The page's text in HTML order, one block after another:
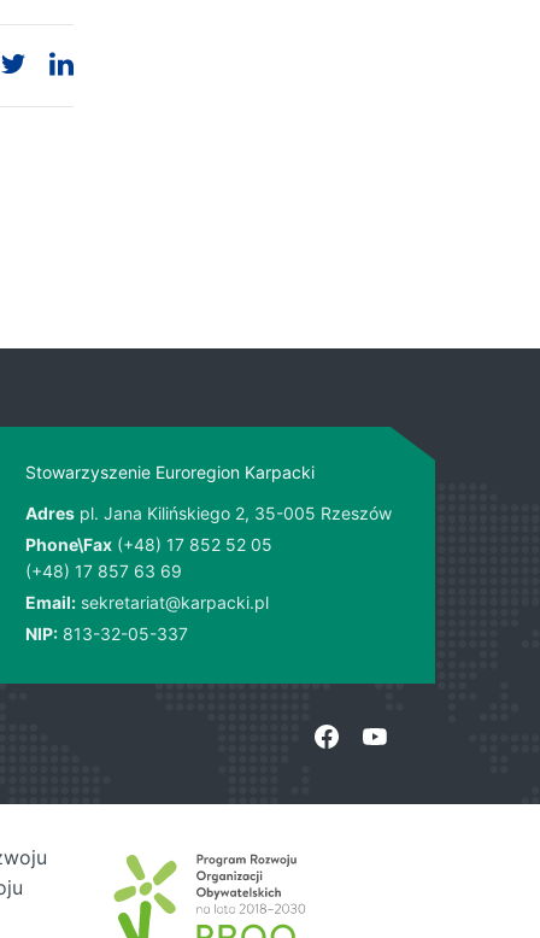
Stowarzyszenie Euroregion Karpacki
Adres pl. Jana Kilińskiego 2, 35-005 Rzeszów
Phone\Fax (+48) 17 852 52 05
(+48) 17 857 63 69
Email: sekretariat@karpacki.pl
NIP: 813-32-05-337